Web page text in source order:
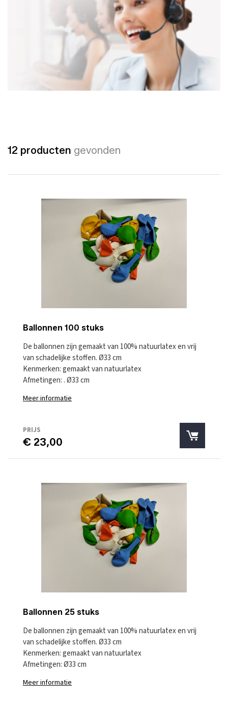
12 producten gevonden
Ballonnen 100 stuks
De ballonnen zijn gemaakt van 100% natuurlatex en vrij
van schadelijke stoffen. Ø33 cm
Kenmerken: gemaakt van natuurlatex
Afmetingen: . Ø33 cm
Meer informatie
PRIJS
€ 23,00
Ballonnen 25 stuks
De ballonnen zijn gemaakt van 100% natuurlatex en vrij
van schadelijke stoffen. Ø33 cm
Kenmerken: gemaakt van natuurlatex
Afmetingen: Ø33 cm
Meer informatie